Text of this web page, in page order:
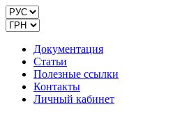
Документация
Статьи
Полезные ссылки
Контакты
Личный кабинет